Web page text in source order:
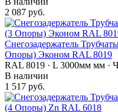
2 087 руб.
Снегозадержатель
Опоры) Эконом RAL 8019
RAL 8019 · L 3000мм мм ·
В наличии
1 517 руб.